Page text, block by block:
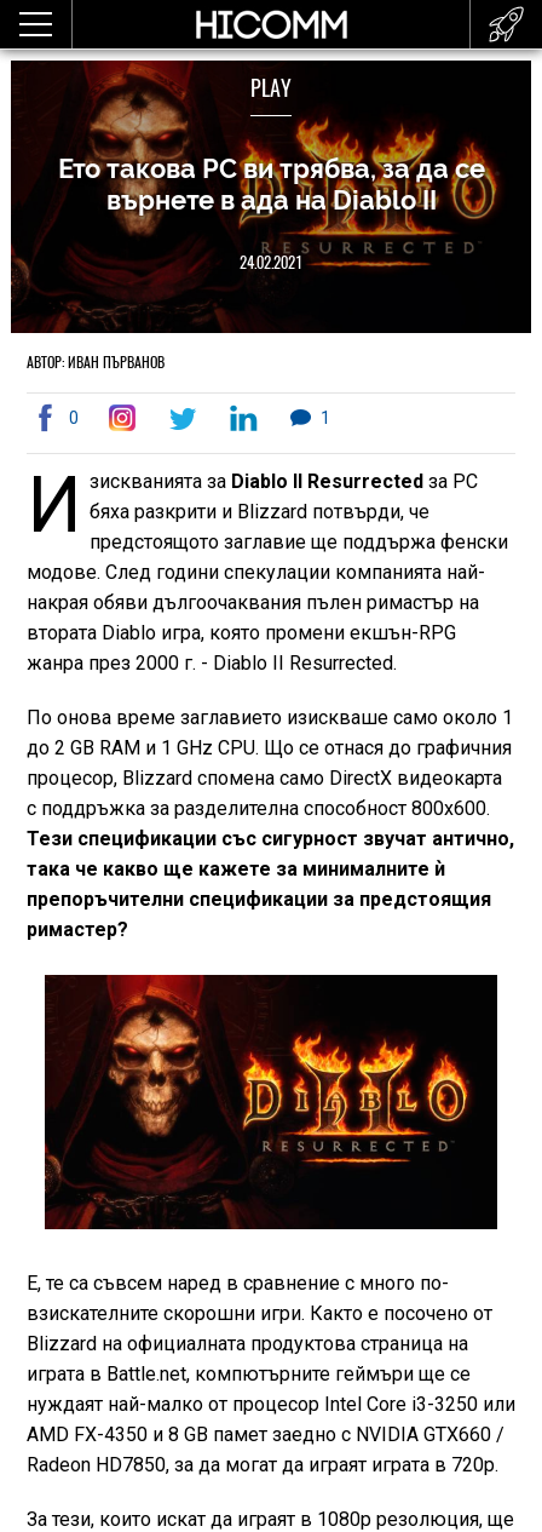
PLAY
Ето такова РС ви трябва, за да се
върнете в ада на Diablo II
24.02.2021
АВТОР: ИВАН ПЪРВАНОВ
0 1
И зискванията за Diablo II Resurrected за PC
бяха разкрити и Blizzard потвърди, че
предстоящото заглавие ще поддържа фенски
модове. След години спекулации компанията най-
накрая обяви дългоочаквания пълен римастър на
втората Diablo игра, която промени екшън-RPG
жанра през 2000 г. - Diablo II Resurrected.
По онова време заглавието изискваше само около 1
до 2 GB RAM и 1 GНz CPU. Що се отнася до графичния
процесор, Blizzard спомена само DirectX видеокарта
с поддръжка за разделителна способност 800x600.
Тези спецификации със сигурност звучат антично,
така че какво ще кажете за минималните ѝ
препоръчителни спецификации за предстоящия
римастер?
Е, те са съвсем наред в сравнение с много по-
взискателните скорошни игри. Както е посочено от
Blizzard на официалната продуктова страница на
играта в Battle.net, компютърните геймъри ще се
нуждаят най-малко от процесор Intel Core i3-3250 или
AMD FX-4350 и 8 GB памет заедно с NVIDIA GTX660 /
Radeon HD7850, за да могат да играят играта в 720p.
За тези, които искат да играят в 1080p резолюция, ще